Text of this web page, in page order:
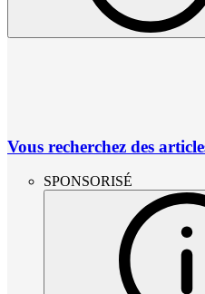
Vous recherchez des
SPONSORISÉ